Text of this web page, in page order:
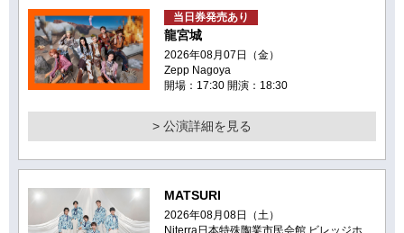
当日券発売あり
龍宮城
2026年08月07日（金）
Zepp Nagoya
開場：17:30 開演：18:30
> 公演詳細を見る
MATSURI
2026年08月08日（土）
Niterra日本特殊陶業市民会館 ビレッジホ